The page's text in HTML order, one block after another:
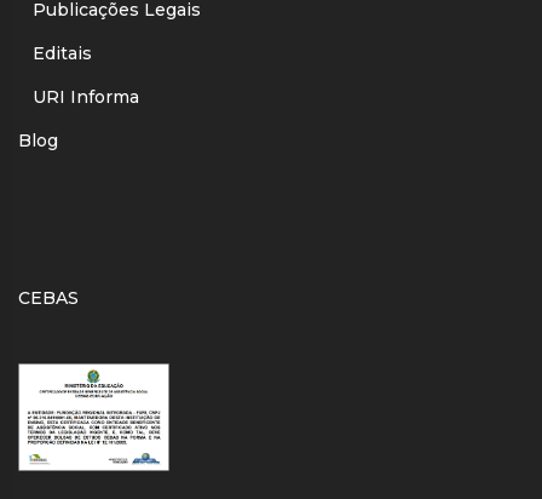
Publicações Legais
Editais
URI Informa
Blog
CEBAS